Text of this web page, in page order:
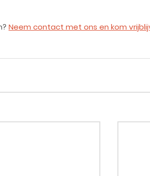
Neem contact met ons en kom